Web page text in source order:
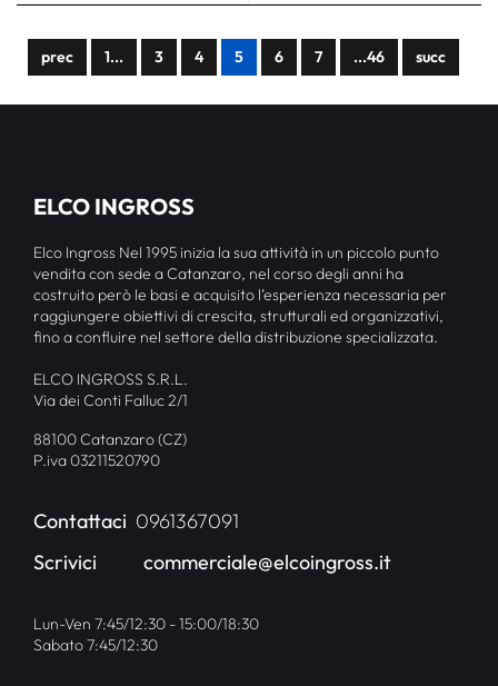
prec 1... 3 4 5 6 7 ...46 succ
ELCO INGROSS
Elco Ingross Nel 1995 inizia la sua attività in un piccolo punto
vendita con sede a Catanzaro, nel corso degli anni ha
costruito però le basi e acquisito l’esperienza necessaria per
raggiungere obiettivi di crescita, strutturali ed organizzativi,
fino a confluire nel settore della distribuzione specializzata.
ELCO INGROSS S.R.L.
Via dei Conti Falluc 2/1
88100 Catanzaro (CZ)
P.iva 03211520790
Contattaci 0961367091
Scrivici
commerciale@elcoingross.it
Lun-Ven 7:45/12:30 - 15:00/18:30
Sabato 7:45/12:30